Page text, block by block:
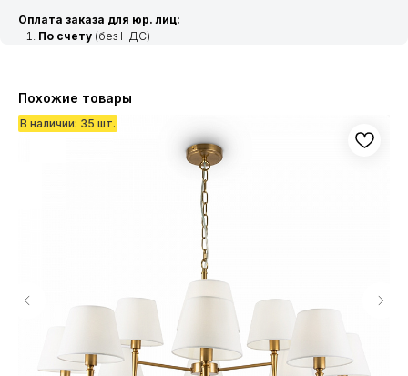
Оплата заказа для юр. лиц:
По счету (без НДС)
Похожие товары